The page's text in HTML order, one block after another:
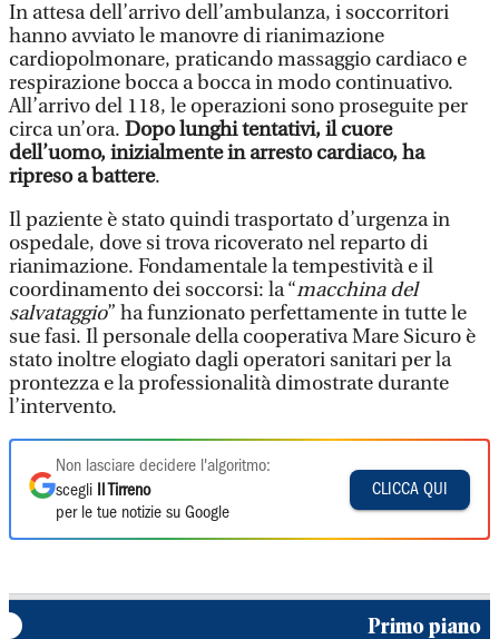
In attesa dell’arrivo dell’ambulanza, i soccorritori
hanno avviato le manovre di rianimazione
cardiopolmonare, praticando massaggio cardiaco e
respirazione bocca a bocca in modo continuativo.
All’arrivo del 118, le operazioni sono proseguite per
circa un’ora. Dopo lunghi tentativi, il cuore
dell’uomo, inizialmente in arresto cardiaco, ha
ripreso a battere.
Il paziente è stato quindi trasportato d’urgenza in
ospedale, dove si trova ricoverato nel reparto di
rianimazione. Fondamentale la tempestività e il
coordinamento dei soccorsi: la “macchina del
salvataggio” ha funzionato perfettamente in tutte le
sue fasi. Il personale della cooperativa Mare Sicuro è
stato inoltre elogiato dagli operatori sanitari per la
prontezza e la professionalità dimostrate durante
l’intervento.
Non lasciare decidere l'algoritmo:
scegli
Il Tirreno
per le tue notizie su Google
CLICCA QUI
Primo piano